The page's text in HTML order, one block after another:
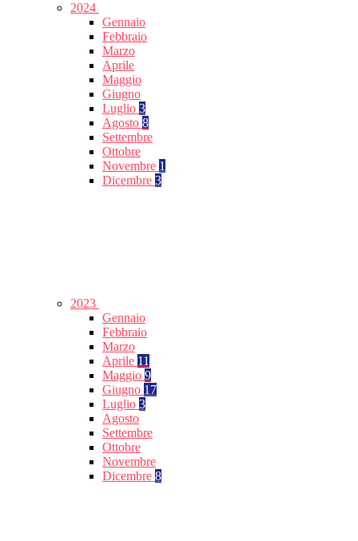
2024
Gennaio
Febbraio
Marzo
Aprile
Maggio
Giugno
Luglio 3
Agosto 8
Settembre
Ottobre
Novembre 1
Dicembre 3
2023
Gennaio
Febbraio
Marzo
Aprile 11
Maggio 9
Giugno 17
Luglio 3
Agosto
Settembre
Ottobre
Novembre
Dicembre 8